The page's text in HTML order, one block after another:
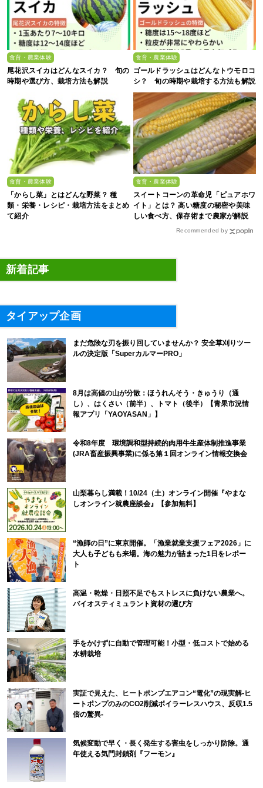
食育・農業体験
尾花沢スイカはどんなスイカ？ 旬の
時期や選び方、栽培方法も解説
食育・農業体験
ゴールドラッシュはどんなトウモロコ
シ？ 旬の時期や栽培する方法も解説
食育・農業体験
「からし菜」とはどんな野菜？ 種
類・栄養・レシピ・栽培方法をまとめ
て紹介
食育・農業体験
スイートコーンの革命児「ピュアホワ
イト」とは？ 高い糖度の秘密や美味
しい食べ方、保存術まで農家が解説
Recommended by
新着記事
タイアップ企画
まだ危険な刃を振り回していませんか？ 安全草刈りツー
ルの決定版「SuperカルマーPRO」
8月は高値の山が分散：ほうれんそう・きゅうり（通
し）、はくさい（前半）、トマト（後半）【青果市況情
報アプリ「YAOYASAN」】
令和8年度 環境調和型持続的肉用牛生産体制推進事業
(JRA畜産振興事業)に係る第１回オンライン情報交換会
山梨暮らし満載！10/24（土）オンライン開催『やまな
しオンライン就農座談会』【参加無料】
“漁師の日”に東京開催。「漁業就業支援フェア2026」に
大人も子どもも来場。海の魅力が詰まった1日をレポー
ト
高温・乾燥・日照不足でもストレスに負けない農業へ。
バイオスティミュラント資材の選び方
手をかけずに自動で管理可能！小型・低コストで始める
水耕栽培
実証で見えた、ヒートポンプエアコン“電化”の現実解-ヒ
ートポンプのみのCO2削減ボイラーレスハウス、反収1.5
倍の驚異-
気候変動で早く・長く発生する害虫をしっかり防除。通
年使える気門封鎖剤『フーモン』